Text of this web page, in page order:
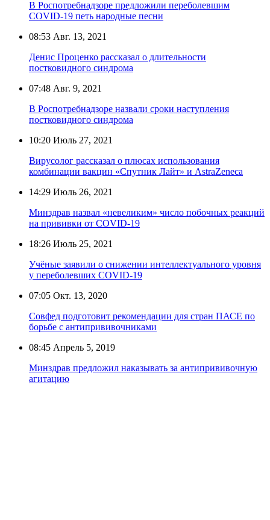
В Роспотребнадзоре предложили переболевшим
COVID-19 петь народные песни
08:53 Авг. 13, 2021
Денис Проценко рассказал о длительности
постковидного синдрома
07:48 Авг. 9, 2021
В Роспотребнадзоре назвали сроки наступления
постковидного синдрома
10:20 Июль 27, 2021
Вирусолог рассказал о плюсах использования
комбинации вакцин «Спутник Лайт» и AstraZeneca
14:29 Июль 26, 2021
Минздрав назвал «невеликим» число побочных реакций
на прививки от COVID-19
18:26 Июль 25, 2021
Учёные заявили о снижении интеллектуального уровня
у переболевших COVID-19
07:05 Окт. 13, 2020
Совфед подготовит рекомендации для стран ПАСЕ по
борьбе с антипрививочниками
08:45 Апрель 5, 2019
Минздрав предложил наказывать за антипрививочную
агитацию